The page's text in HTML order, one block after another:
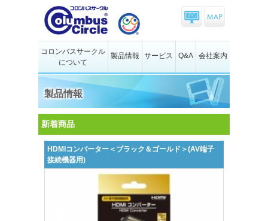
コロンバスサークル
について
製品情報 サービス Q&A 会社案内
製品情報
新着商品
HDMIコンバーター＜ブラック＆ゴールド＞(AV端子
接続機器用)